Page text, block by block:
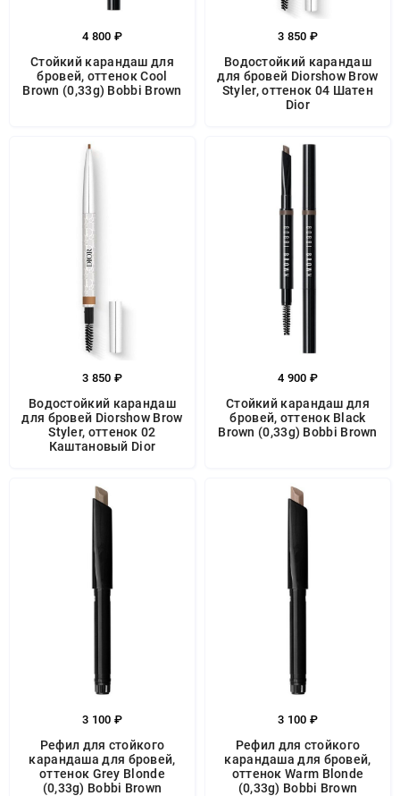
4 800 ₽
Стойкий карандаш для
бровей, оттенок Cool
Brown​ (0,33g) Bobbi Brown
3 850 ₽
Водостойкий карандаш
для бровей Diorshow Brow
Styler, оттенок 04 Шатен
Dior
3 850 ₽
Водостойкий карандаш
для бровей Diorshow Brow
Styler, оттенок 02
Каштановый Dior
4 900 ₽
Стойкий карандаш для
бровей, оттенок Black
Brown (0,33g) Bobbi Brown
3 100 ₽
Рефил для стойкого
карандаша для бровей,
оттенок Grey Blonde
(0,33g) Bobbi Brown
3 100 ₽
Рефил для стойкого
карандаша для бровей,
оттенок Warm Blonde
(0,33g) Bobbi Brown